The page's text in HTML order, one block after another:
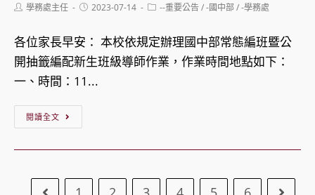
國
中
部
公
籤
編
Post學務處主任
Post2023-07-14
Post--重要公告/-國中部/-學務處
各位家長早安： 本校依規定辦理國中部常態編班暨公
開抽籤編配新生班級導師作業，作業時間地點如下：
一、時間：11...
閱讀全文
112